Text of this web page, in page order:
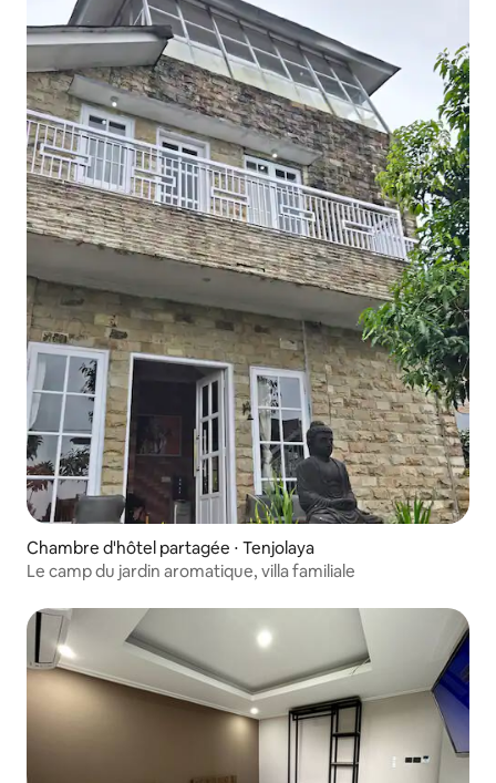
Chambre d'hôtel partagée ⋅ Tenjolaya
Le camp du jardin aromatique, villa familiale